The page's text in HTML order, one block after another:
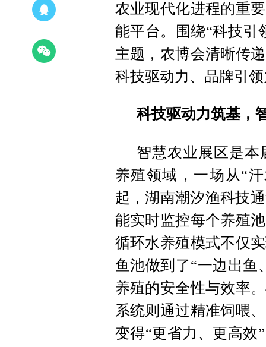
农业现代化进程的重
能平台。围绕“科技引
主题，农博会清晰传
科技驱动力、品牌引
科技驱动力筑基，
智慧农业展区是
养殖领域，一场从“
起，湖南潮汐渔科技
能实时监控每个养殖
循环水养殖模式不仅
鱼池做到了“一边出鱼
养殖的安全性与效率
系统则通过精准饲喂
变得“更省力、更高效